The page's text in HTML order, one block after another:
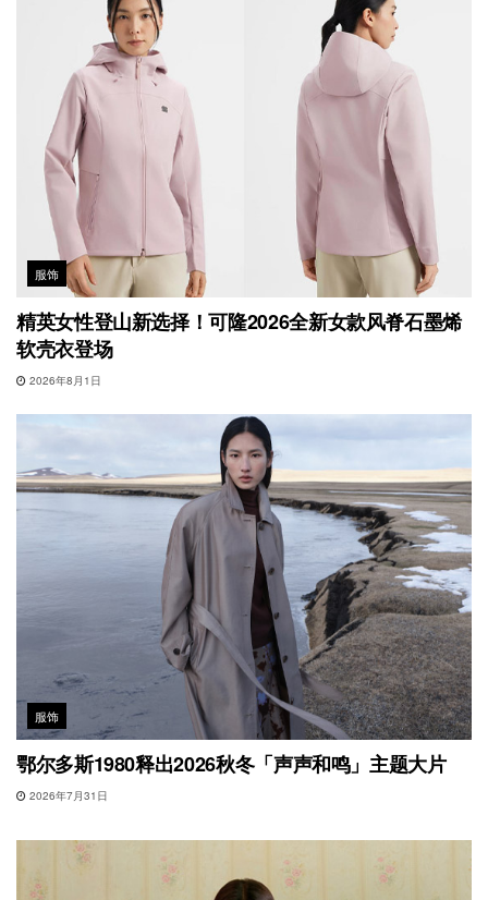
服饰
精英女性登山新选择！可隆2026全新女款风脊石墨烯
软壳衣登场
2026年8月1日
服饰
鄂尔多斯1980释出2026秋冬「声声和鸣」主题大片
2026年7月31日